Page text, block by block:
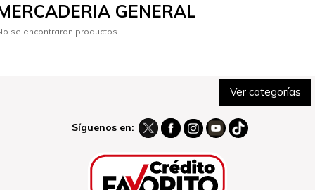
Ver categorías
GENERAL
se encontraron productos.
Síguenos en: